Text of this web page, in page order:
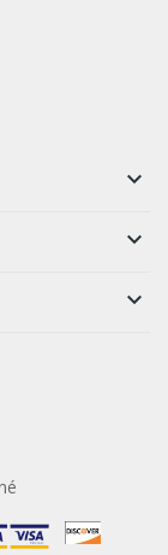
keyboard_arrow_down
keyboard_arrow_down
keyboard_arrow_down